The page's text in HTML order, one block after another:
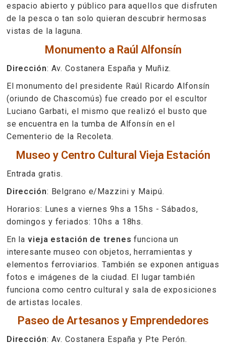
espacio abierto y público para aquellos que disfruten
de la pesca o tan solo quieran descubrir hermosas
vistas de la laguna.
Monumento a Raúl Alfonsín
Dirección: Av. Costanera España y Muñiz.
El monumento del presidente Raúl Ricardo Alfonsín
(oriundo de Chascomús) fue creado por el escultor
Luciano Garbati, el mismo que realizó el busto que
se encuentra en la tumba de Alfonsín en el
Cementerio de la Recoleta.
Museo y Centro Cultural Vieja Estación
Entrada gratis.
Dirección: Belgrano e/Mazzini y Maipú.
Horarios: Lunes a viernes 9hs a 15hs - Sábados,
domingos y feriados: 10hs a 18hs.
En lavieja estación de trenes funciona un
interesante museo con objetos, herramientas y
elementos ferroviarios. También se exponen antiguas
fotos e imágenes de la ciudad. El lugar también
funciona como centro cultural y sala de exposiciones
de artistas locales.
Paseo de Artesanos y Emprendedores
Dirección: Av. Costanera España y Pte Perón.